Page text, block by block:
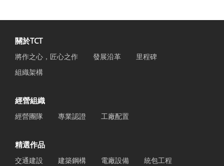
關於TCT
將作之心，匠心之作 發展沿革
里程碑
組織架構
經營組織
經營團隊 專業認證 工廠配置
精選作品
交通建設 建築鋼構 電廠設備
統包工程